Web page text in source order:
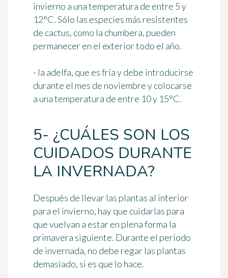
invierno a una temperatura de entre 5 y
12°C. Sólo las especies más resistentes
de cactus, como la chumbera, pueden
permanecer en el exterior todo el año.
- la adelfa, que es fría y debe introducirse
durante el mes de noviembre y colocarse
a una temperatura de entre 10 y 15°C.
5- ¿CUÁLES SON LOS
CUIDADOS DURANTE
LA INVERNADA?
Después de llevar las plantas al interior
para el invierno, hay que cuidarlas para
que vuelvan a estar en plena forma la
primavera siguiente. Durante el periodo
de invernada, no debe regar las plantas
demasiado, si es que lo hace.